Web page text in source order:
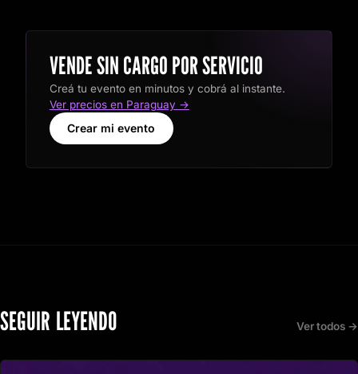
VENDE SIN CARGO POR SERVICIO
Creá tu evento en minutos y cobrá al instante.
Ver precios en Paraguay →
Crear mi evento
SEGUIR LEYENDO Ver todos →